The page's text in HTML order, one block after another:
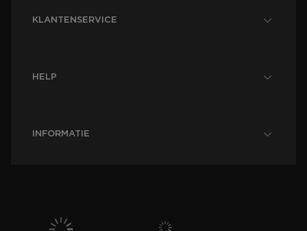
KLANTENSERVICE
HELP
INFORMATIE